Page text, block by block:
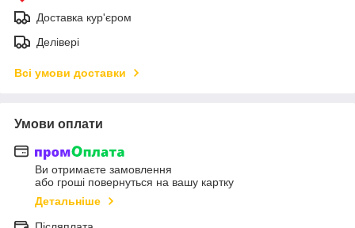
Доставка кур'єром
Делівері
Всі умови доставки
Умови оплати
Ви отримаєте замовлення
або гроші повернуться на вашу картку
Детальніше